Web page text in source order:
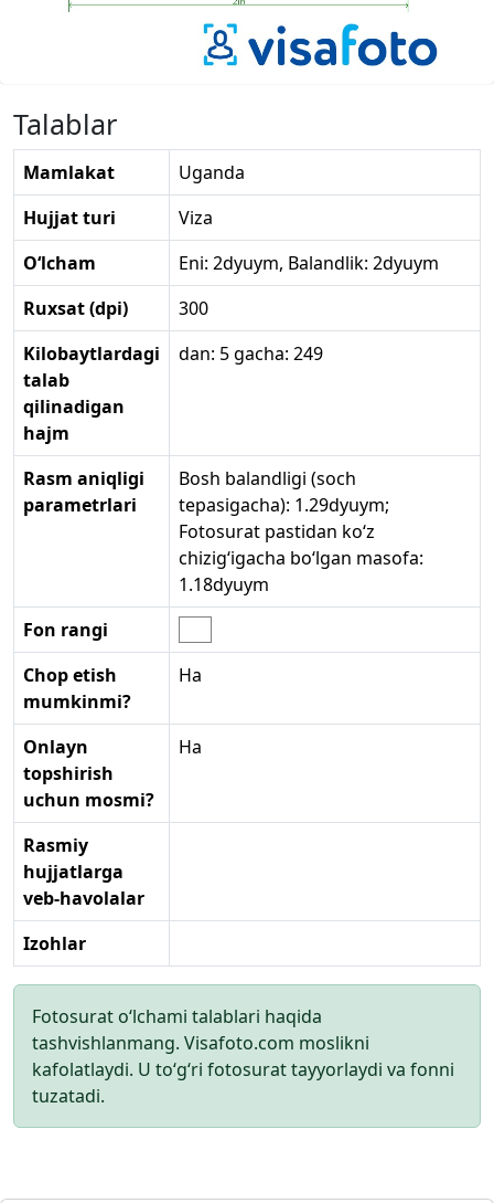
Talablar
Mamlakat
Uganda
Hujjat turi
Viza
O‘lcham
Eni: 2dyuym, Balandlik: 2dyuym
Ruxsat (dpi)
300
Kilobaytlardagi
talab
qilinadigan
hajm
dan: 5 gacha: 249
Rasm aniqligi
parametrlari
Bosh balandligi (soch
tepasigacha): 1.29dyuym;
Fotosurat pastidan ko‘z
chizig‘igacha bo‘lgan masofa:
1.18dyuym
Fon rangi
Chop etish
mumkinmi?
Ha
Onlayn
topshirish
uchun mosmi?
Ha
Rasmiy
hujjatlarga
veb-havolalar
Izohlar
Fotosurat o‘lchami talablari haqida
tashvishlanmang. Visafoto.com moslikni
kafolatlaydi. U to‘g‘ri fotosurat tayyorlaydi va fonni
tuzatadi.